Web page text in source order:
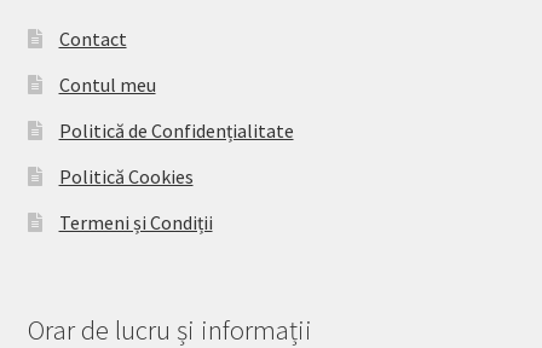
Contact
Contul meu
Politică de Confidențialitate
Politică Cookies
Termeni și Condiții
Orar de lucru și informații